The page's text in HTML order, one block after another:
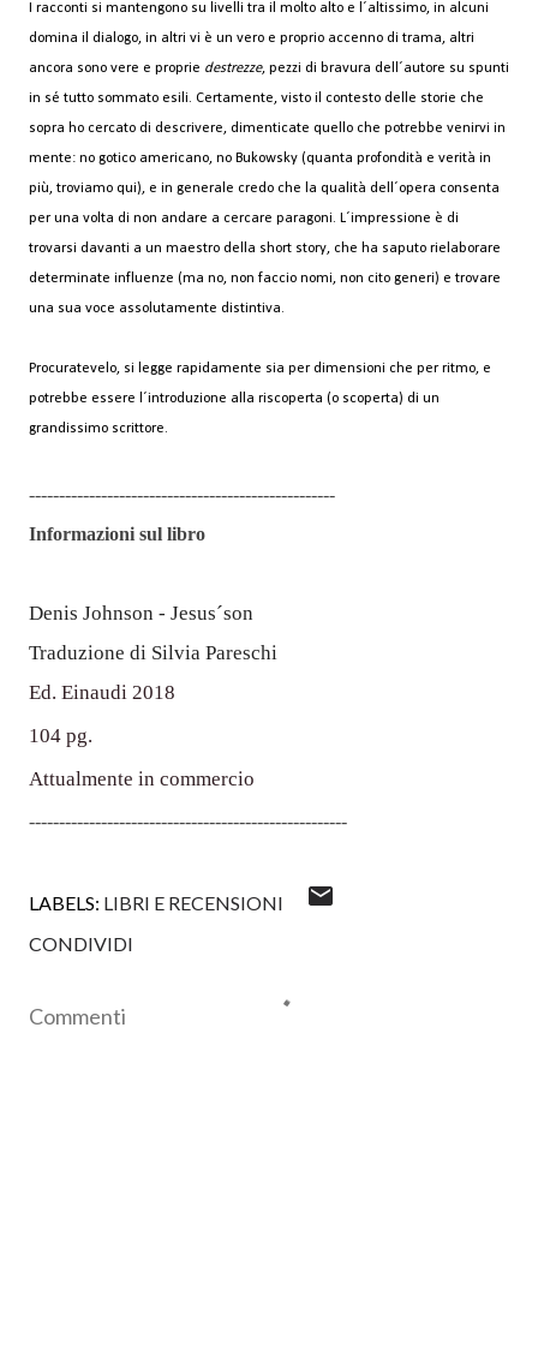
I racconti si mantengono su livelli tra il molto alto e l´altissimo, in alcuni
domina il dialogo, in altri vi è un vero e proprio accenno di trama, altri
ancora sono vere e proprie destrezze, pezzi di bravura dell´autore su spunti
in sé tutto sommato esili. Certamente, visto il contesto delle storie che
sopra ho cercato di descrivere, dimenticate quello che potrebbe venirvi in
mente: no gotico americano, no Bukowsky (quanta profondità e verità in
più, troviamo qui), e in generale credo che la qualità dell´opera consenta
per una volta di non andare a cercare paragoni. L´impressione è di
trovarsi davanti a un maestro della short story, che ha saputo rielaborare
determinate influenze (ma no, non faccio nomi, non cito generi) e trovare
una sua voce assolutamente distintiva.
Procuratevelo, si legge rapidamente sia per dimensioni che per ritmo, e
potrebbe essere l´introduzione alla riscoperta (o scoperta) di un
grandissimo scrittore.
---------------------------------------------------
Informazioni sul libro
Denis Johnson - Jesus´son
Traduzione di Silvia Pareschi
Ed. Einaudi 2018
104 pg.
Attualmente in commercio
-----------------------------------------------------
LABELS: LIBRI E RECENSIONI
CONDIVIDI
Commenti